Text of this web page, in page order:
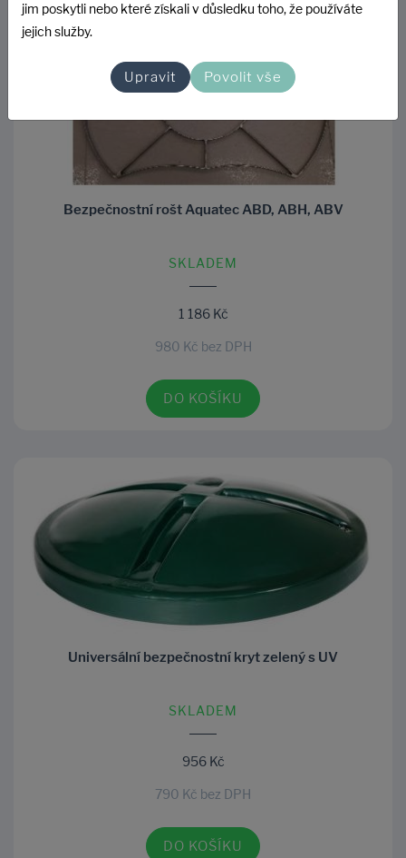
Bezpečnostní rošt Aquatec ABD, ABH, ABV
SKLADEM
1 186 Kč
980 Kč bez DPH
DO KOŠÍKU
Universální bezpečnostní kryt zelený s UV
SKLADEM
956 Kč
790 Kč bez DPH
DO KOŠÍKU
jim poskytli nebo které získali v důsledku toho, že používáte
jejich služby.
Upravit Povolit vše